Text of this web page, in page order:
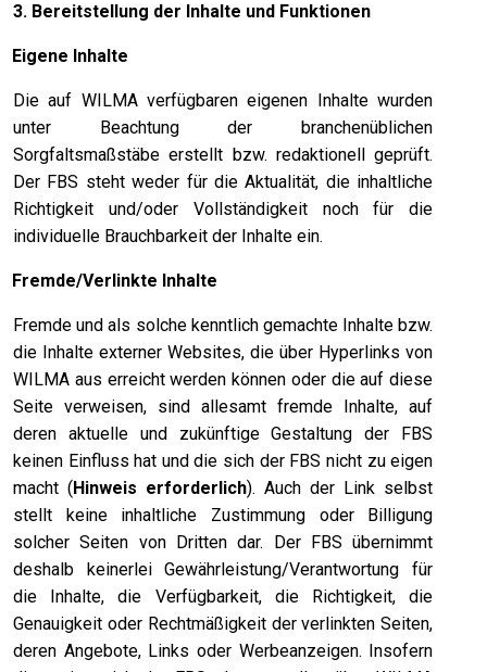
3. Bereitstellung der Inhalte und Funktionen
Eigene Inhalte
Die auf WILMA verfügbaren eigenen Inhalte wurden
unter Beachtung der branchenüblichen
Sorgfaltsmaßstäbe erstellt bzw. redaktionell geprüft.
Der FBS steht weder für die Aktualität, die inhaltliche
Richtigkeit und/oder Vollständigkeit noch für die
individuelle Brauchbarkeit der Inhalte ein.
Fremde/Verlinkte Inhalte
Fremde und als solche kenntlich gemachte Inhalte bzw.
die Inhalte externer Websites, die über Hyperlinks von
WILMA aus erreicht werden können oder die auf diese
Seite verweisen, sind allesamt fremde Inhalte, auf
deren aktuelle und zukünftige Gestaltung der FBS
keinen Einfluss hat und die sich der FBS nicht zu eigen
macht (Hinweis erforderlich).Auch der Link selbst
stellt keine inhaltliche Zustimmung oder Billigung
solcher Seiten von Dritten dar. Der FBS übernimmt
deshalb keinerlei Gewährleistung/Verantwortung für
die Inhalte, die Verfügbarkeit, die Richtigkeit, die
Genauigkeit oder Rechtmäßigkeit der verlinkten Seiten,
deren Angebote, Links oder Werbeanzeigen. Insofern